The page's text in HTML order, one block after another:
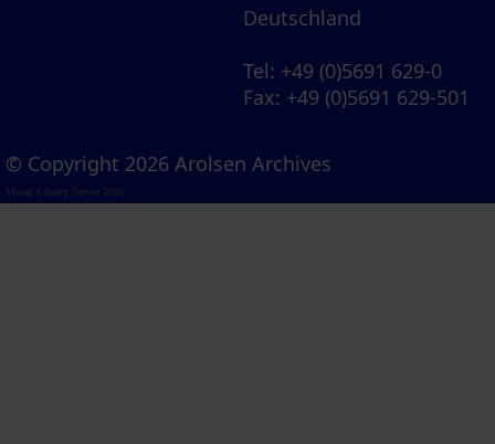
Deutschland
Tel: +49 (0)5691 629-0
Fax: +49 (0)5691 629-501
© Copyright 2026 Arolsen Archives
Visual Library Server 2026